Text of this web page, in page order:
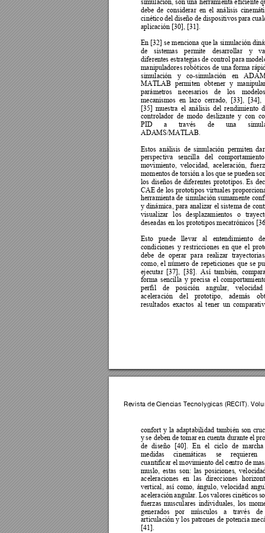
debe de considerar en el análisis
cinético del diseño dedispositivos para
aplicación [30], [31].
En [32] se menciona que la simulación
de
sistemas permite desarrollar y
diferentes estrategias de control para
manipuladores robóticos de una forma
simulación
y co-simulación en
MATLAB permiten obtener y
parámetros
necesarios de los
mecanismos en lazo cerrado, [33],
[34],
[35] muestra el análisis del rendimiento
controlador de modo deslizante y con
PID
a través de una s
ADAMS/MATLAB.
Estos análisis de simulación permiten
perspectiva sencilla del
movimiento, velocidad, aceleración,
momentos de torsión a los que se pueden
los diseños de diferentes prototipos. Es
CAE de los prototipos virtuales
herramienta de simulación sumamente
y dinámica, para analizar el sistema de
visualizar los desplazamientos o
deseadas en los prototipos mecatrónicos
Esto puede llevar al entendimiento
condiciones y restricciones en que el
debe de operar para realizar
como, el número de repeticiones que se
ejecutar [37] [38]. Así también,
forma sencilla y precisa el
perfil
de posición angular, velocidad
aceleración
del prototipo, además
resultados exactos al tener un
Revista de Ciencias Tecnológicas (RECIT). Volu
confort y la adaptabilidad también son
y se deben de tomar en cuenta durante el
de diseño [40]. En el ciclo de marcha
medidas
cinemáticas se
requieren
cuantificar el movimiento del centro de
muslo, estas son: las posiciones,
aceleraciones en las direcciones
vertical, así como, ángulo, velocidad
aceleración angular. Los valores cinéticos
fuerzas musculares individuales, los
generados por músculos a través
de
articulación y los patrones de potencia
[41].